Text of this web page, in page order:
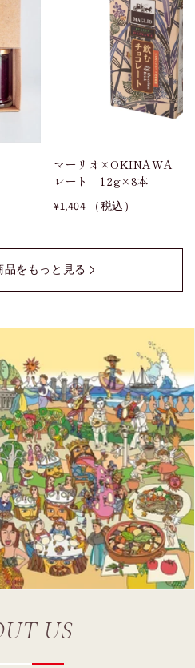
マーリオ×OKINAWA 飲
レート 12g×8本
¥1,404 （税込）
品をもっと見る
US